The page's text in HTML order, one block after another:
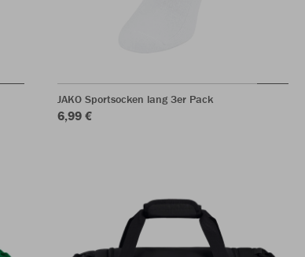
JAKO Sportsocken lang 3er Pack
6,99 €